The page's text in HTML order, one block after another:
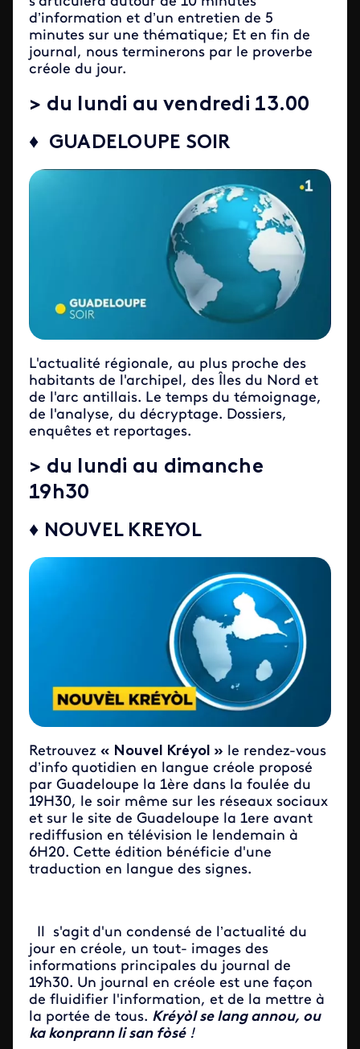
d’information et d’un entretien de 5
minutes sur une thématique; Et en fin de
journal, nous terminerons par le proverbe
créole du jour.
> du lundi au vendredi 13.00
♦ GUADELOUPE SOIR
L'actualité régionale, au plus proche des
habitants de l'archipel, des Îles du Nord et
de l'arc antillais. Le temps du témoignage,
de l'analyse, du décryptage. Dossiers,
enquêtes et reportages.
> du lundi au dimanche
19h30
♦ NOUVEL KREYOL
Retrouvez « Nouvel Kréyol » le rendez-vous
d’info quotidien en langue créole proposé
par Guadeloupe la 1ère dans la foulée du
19H30, le soir même sur les réseaux sociaux
et sur le site de Guadeloupe la 1ere avant
rediffusion en télévision le lendemain à
6H20. Cette édition bénéficie d'une
traduction en langue des signes.
Il s'agit d'un condensé de l’actualité du
jour en créole, un tout- images des
informations principales du journal de
19h30. Un journal en créole est une façon
de fluidifier l'information, et de la mettre à
la portée de tous. Kréyòl se lang annou, ou
ka konprann li san fòsé !